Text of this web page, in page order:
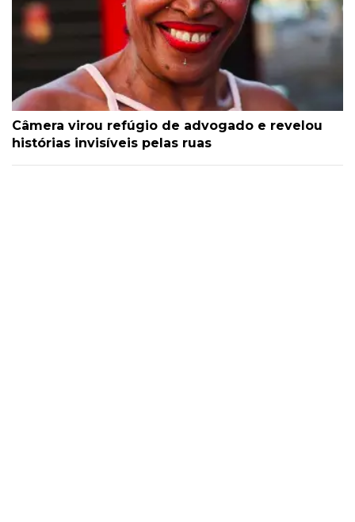
Câmera virou refúgio de advogado e revelou
histórias invisíveis pelas ruas